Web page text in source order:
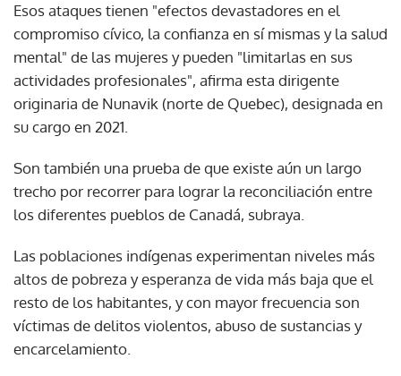
Esos ataques tienen "efectos devastadores en el
compromiso cívico, la confianza en sí mismas y la salud
mental" de las mujeres y pueden "limitarlas en sus
actividades profesionales", afirma esta dirigente
originaria de Nunavik (norte de Quebec), designada en
su cargo en 2021.
Son también una prueba de que existe aún un largo
trecho por recorrer para lograr la reconciliación entre
los diferentes pueblos de Canadá, subraya.
Las poblaciones indígenas experimentan niveles más
altos de pobreza y esperanza de vida más baja que el
resto de los habitantes, y con mayor frecuencia son
víctimas de delitos violentos, abuso de sustancias y
encarcelamiento.